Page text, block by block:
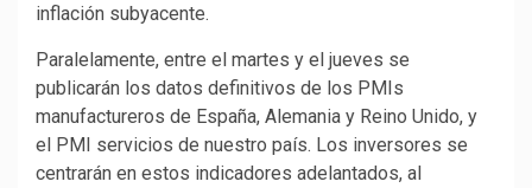
inflación subyacente.
Paralelamente, entre el martes y el jueves se
publicarán los datos definitivos de los PMIs
manufactureros de España, Alemania y Reino Unido, y
el PMI servicios de nuestro país. Los inversores se
centrarán en estos indicadores adelantados, al